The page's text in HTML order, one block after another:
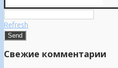
Refresh
Свежие комментарии